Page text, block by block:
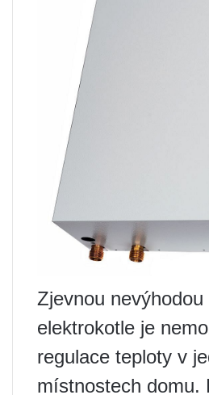
Zjevnou
elektrokotle je
regulace teploty v
místnostech domu.